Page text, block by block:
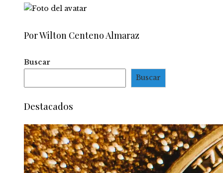
Por Wilton Centeno Almaraz
Buscar
Buscar
Destacados